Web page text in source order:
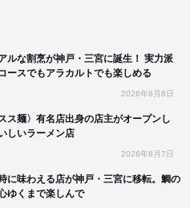
ルな割烹が神戸・三宮に誕生！ 実力派
ースでもアラカルトでも楽しめる
2026年8月8日
ス麺〉有名店出身の店主がオープンし
しいラーメン店
2026年8月7日
に味わえる店が神戸・三宮に移転。鯛の
ゆくまで楽しんで